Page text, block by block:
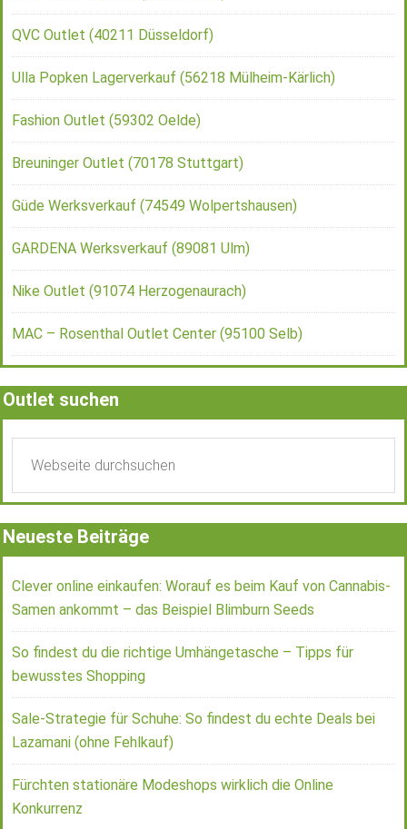
QVC Outlet (40211 Düsseldorf)
Ulla Popken Lagerverkauf (56218 Mülheim-Kärlich)
Fashion Outlet (59302 Oelde)
Breuninger Outlet (70178 Stuttgart)
Güde Werksverkauf (74549 Wolpertshausen)
GARDENA Werksverkauf (89081 Ulm)
Nike Outlet (91074 Herzogenaurach)
MAC – Rosenthal Outlet Center (95100 Selb)
Outlet suchen
Neueste Beiträge
Clever online einkaufen: Worauf es beim Kauf von Cannabis-
Samen ankommt – das Beispiel Blimburn Seeds
So findest du die richtige Umhängetasche – Tipps für
bewusstes Shopping
Sale-Strategie für Schuhe: So findest du echte Deals bei
Lazamani (ohne Fehlkauf)
Fürchten stationäre Modeshops wirklich die Online
Konkurrenz